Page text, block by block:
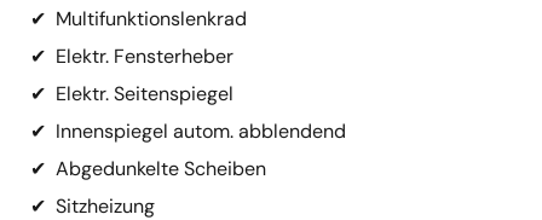
✔ Multifunktionslenkrad
✔ Elektr. Fensterheber
✔ Elektr. Seitenspiegel
✔ Innenspiegel autom. abblendend
✔ Abgedunkelte Scheiben
✔ Sitzheizung